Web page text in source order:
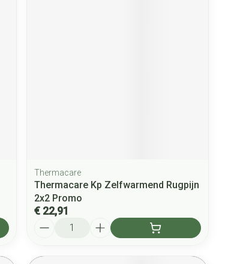
Thermacare
Thermacare Kp Zelfwarmend Rugpijn
2x2 Promo
€ 22,91